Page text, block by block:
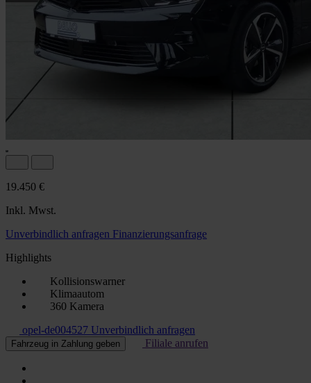
19.450 €
Inkl. Mwst.
Unverbindlich anfragen Finanzierungsanfrage
Highlights
Kollisionswarner
Klimaautom
360 Kamera
opel-de004527 Unverbindlich anfragen
Fahrzeug in Zahlung geben Filiale anrufen